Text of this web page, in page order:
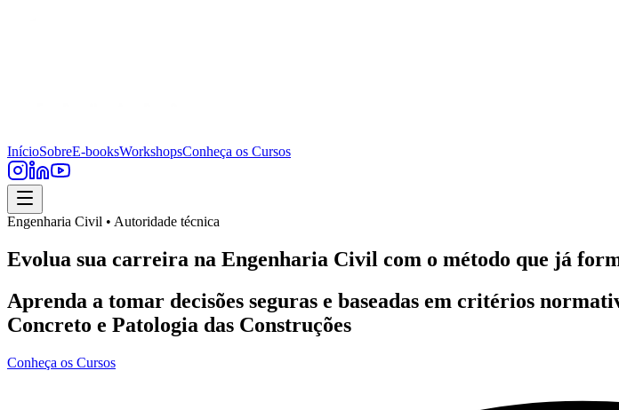
InícioSobreE-booksWorkshopsConheça os Cursos
Engenharia Civil • Autoridade técnica
Evolua sua carreira na Engenharia Civil com o método que já
Aprenda a tomar decisões seguras e baseadas em critérios
Concreto e Patologia das Construções
Conheça os Cursos